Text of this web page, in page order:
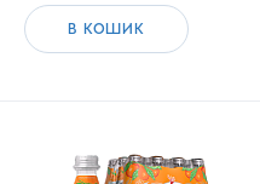
В КОШИК